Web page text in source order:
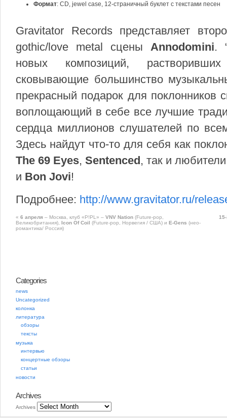
Формат: CD, jewel case, 12-страничный буклет с текстами песен
Gravitator Records представляет
gothic/love metal сцены Annodomini.
новых композиций,
сковывающие большинство
прекрасный подарок для поклонников
воплощающий в себе все лучшие
сердца миллионов слушателей по
Здесь найдут что-то для себя как
The 69 Eyes, Sentenced, так и
и Bon Jovi!
Подробнее: http://www.gravitator.ru/
« 6 апреля – Москва, клуб «P!PL» – VNV Nation (Future-pop,
Великобритания), Icon Of Coil (Future-pop, Норвегия / США) и E-Gens (нео-
романтика/ Россия)
Categories
news
Uncategorized
колонка
литература
обзоры
тексты
музыка
интервью
концертные обзоры
статьи
новости
Archives
Archives